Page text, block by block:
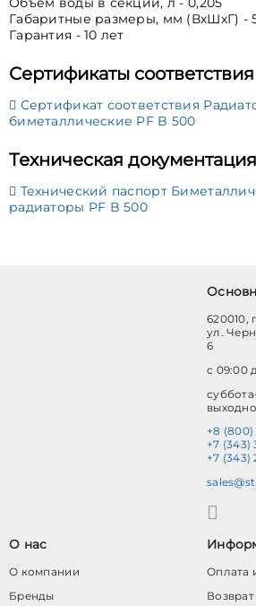
Габаритные размеры, мм (ВхШхГ) -
Гарантия - 10 лет
Сертификаты соответствия
Сертификат соответствия
биметаллические PF B 500
Техническая документация
Технический паспорт
радиаторы PF B 500
620010,
ул.
6
с 09:00
+8 (800)
+7 (343)
+7 (343)
О нас
О компании
Бренды
Оплата